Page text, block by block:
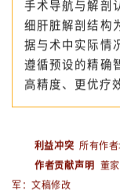
通过智能算法模
方案的个性化、
手术导航与解剖
细肝脏解剖结构
据与术中实际情
遵循预设的精确